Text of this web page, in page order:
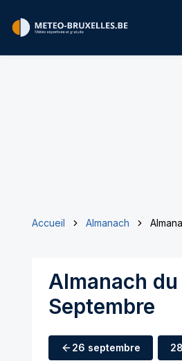
Accueil Almanach
Almanach
Septembre
26 septembre